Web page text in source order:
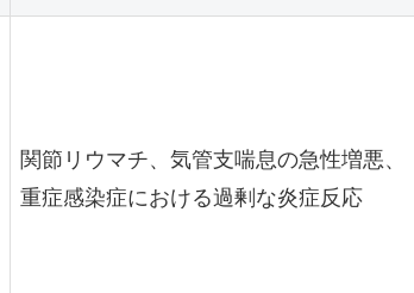
関節リウマチ、気管支喘息の急性増悪、
重症感染症における過剰な炎症反応